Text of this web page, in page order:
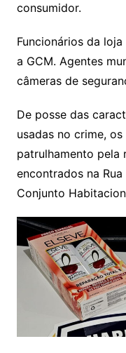
consumidor.
Funcionários da
a GCM. Agentes
câmeras de
De posse das
usadas no crime,
patrulhamento pela
encontrados na
Conjunto